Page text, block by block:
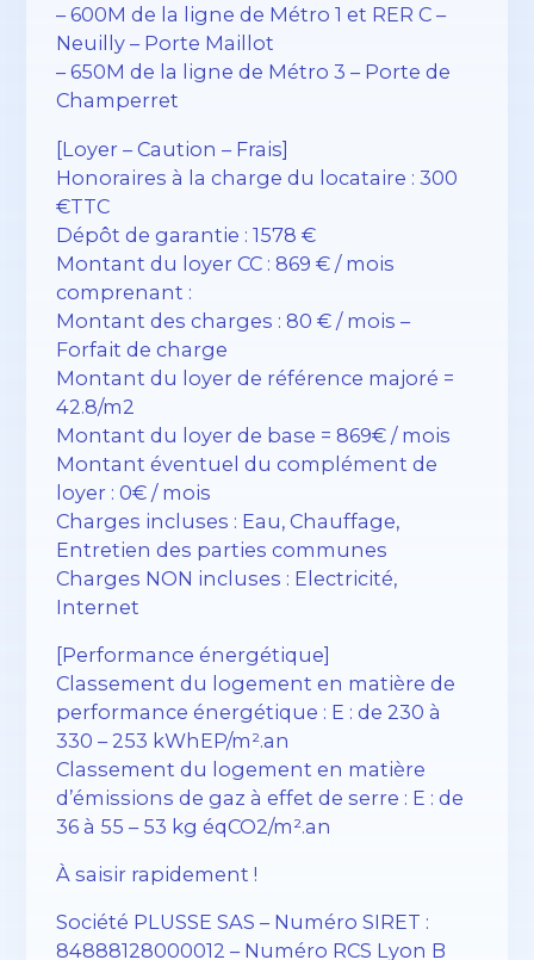
– 600M de la ligne de Métro 1 et RER C –
Neuilly – Porte Maillot
– 650M de la ligne de Métro 3 – Porte de
Champerret
[Loyer – Caution – Frais]
Honoraires à la charge du locataire : 300
€TTC
Dépôt de garantie : 1578 €
Montant du loyer CC : 869 € / mois
comprenant :
Montant des charges : 80 € / mois –
Forfait de charge
Montant du loyer de référence majoré =
42.8/m2
Montant du loyer de base = 869€ / mois
Montant éventuel du complément de
loyer : 0€ / mois
Charges incluses : Eau, Chauffage,
Entretien des parties communes
Charges NON incluses : Electricité,
Internet
[Performance énergétique]
Classement du logement en matière de
performance énergétique : E : de 230 à
330 – 253 kWhEP/m².an
Classement du logement en matière
d’émissions de gaz à effet de serre : E : de
36 à 55 – 53 kg éqCO2/m².an
À saisir rapidement !
Société PLUSSE SAS – ​​Numéro SIRET :
84888128000012 – Numéro RCS Lyon B